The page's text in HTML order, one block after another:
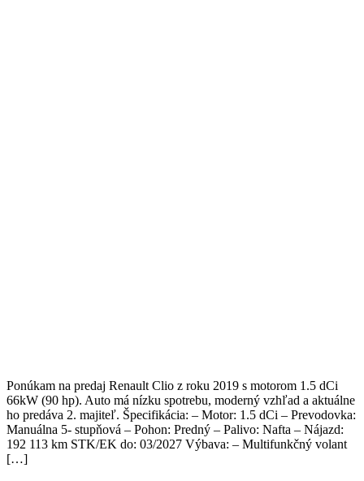
Ponúkam na predaj Renault Clio z roku 2019 s motorom 1.5 dCi
66kW (90 hp). Auto má nízku spotrebu, moderný vzhľad a aktuálne
ho predáva 2. majiteľ. Špecifikácia: – Motor: 1.5 dCi – Prevodovka:
Manuálna 5- stupňová – Pohon: Predný – Palivo: Nafta – Nájazd:
192 113 km STK/EK do: 03/2027 Výbava: – Multifunkčný volant
[…]